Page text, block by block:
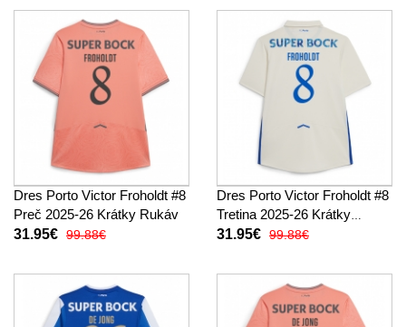
Dres Porto Victor Froholdt #8
Preč 2025-26 Krátky Rukáv
31.95€ 99.88€
Dres Porto Victor Froholdt #8
Tretina 2025-26 Krátky
Rukáv
31.95€ 99.88€